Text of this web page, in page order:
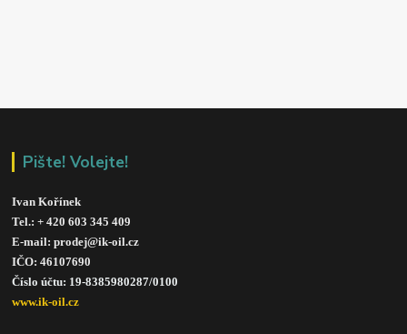
Pište! Volejte!
Ivan Kořínek
Tel.: + 420 603 345 409
E-mail: prodej@ik-oil.cz
IČO: 46107690
Číslo účtu: 19-8385980287/0100
www.ik-oil.cz